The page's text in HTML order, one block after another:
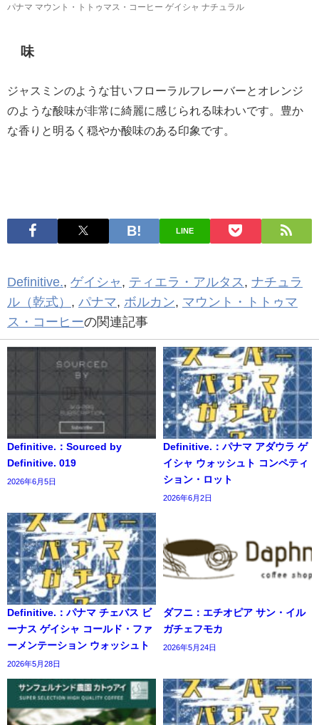
パナマ マウント・トトゥマス・コーヒー ゲイシャ ナチュラル
味
ジャスミンのような甘いフローラルフレーバーとオレンジ
のような酸味が非常に綺麗に感じられる味わいです。豊か
な香りと明るく穏やか酸味のある印象です。
LINE
Definitive. ゲイシャ ティエラ・アルタス
ナチュラ
ル（乾式）
パナマ ボルカン
マウント・トトゥマ
ス・コーヒーの関連記事
Definitive.：Sourced by
Definitive. 019
2026年6月5日
Definitive.：パナマ アダウラ ゲ
イシャ ウォッシュト コンペティ
ション・ロット
2026年6月2日
Definitive.：パナマ チェバス ビ
ーナス ゲイシャ コールド・ファ
ーメンテーション ウォッシュト
2026年5月28日
ダフニ：エチオピア サン・イル
ガチェフモカ
2026年5月24日